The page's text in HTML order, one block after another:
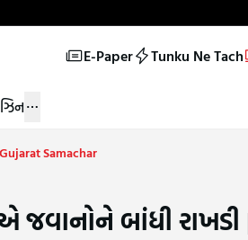
E-Paper Tunku Ne Tach
Samachar
બાંધી રાખડી